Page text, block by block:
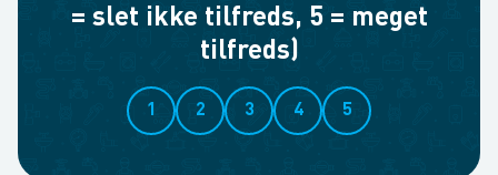
= slet ikke tilfreds, 5 = meget
tilfreds)
1 2 3 4 5